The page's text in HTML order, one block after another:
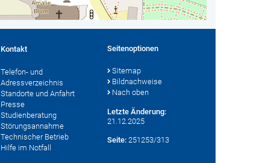
Kontakt
Telefon- und
Adressverzeichnis
Standorte und Anfahrt
Presse
Studienberatung
Störungsannahme
Technischer Betrieb
Hilfe im Notfall
Seitenoptionen
Sitemap
Bildnachweise
Nach oben
Letzte Änderung:
21.12.2025
Seite: 251253/313